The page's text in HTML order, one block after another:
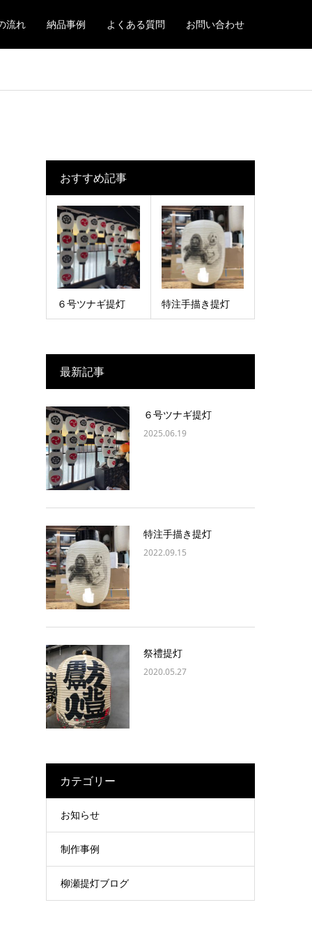
流れ 納品事例 よくある質問 お問い合わせ
おすすめ記事
６号ツナギ提灯 特注手描き提灯
最新記事
６号ツナギ提灯
2025.06.19
特注手描き提灯
2022.09.15
祭禮提灯
2020.05.27
カテゴリー
お知らせ
制作事例
柳瀬提灯ブログ